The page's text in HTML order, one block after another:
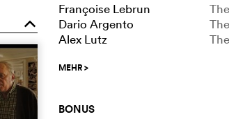
o
Françoise Lebrun
Dario Argento
Alex Lutz
MEHR>
BONUS